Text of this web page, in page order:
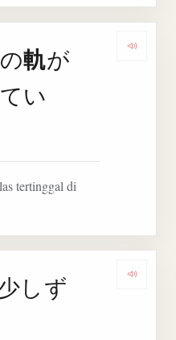
軌が
い
tertinggal di
しず